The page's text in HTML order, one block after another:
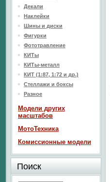
Декали
Наклейки
Шины и диски
Фигурки
Фототравление
КИТы
КИТы-металл
КИТ (1:87, 1:72 и др.)
Стеллажи и боксы
Разное
Модели других
масштабов
МотоТехника
Комиссионные модели
Поиск